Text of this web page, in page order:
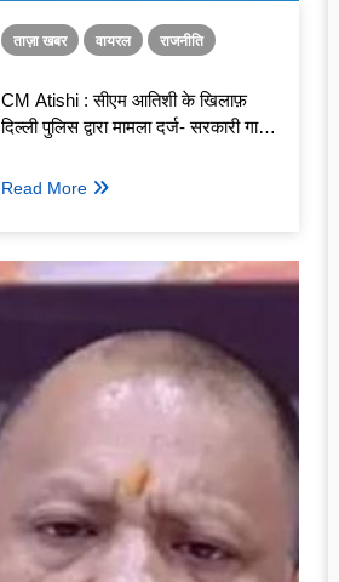
ताज़ा खबर वायरल राजनीति
CM Atishi : सीएम आतिशी के खिलाफ़
दिल्ली पुलिस द्वारा मामला दर्ज- सरकारी गाड़ी
Read More